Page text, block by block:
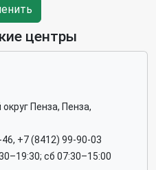
центры
Пенза, Пенза,
+7 (8412) 99-90-03
сб 07:30–15:00